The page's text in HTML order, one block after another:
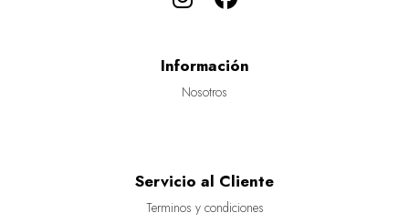
Información
Nosotros
Servicio al Cliente
Terminos y condiciones